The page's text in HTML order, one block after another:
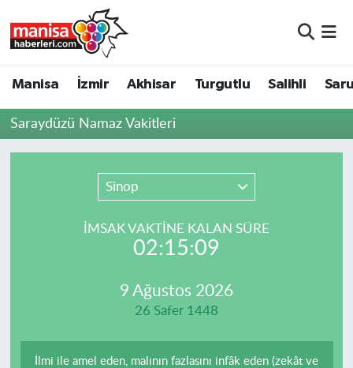
Manisa İzmir Akhisar Turgutlu Salihli
Saraydüzü Namaz Vakitleri
Sinop
İMSAK VAKTİNE KALAN SÜRE
02:15:09
9 Ağustos 2026
26 Safer 1448
İlmi ile amel eden, malının fazlasını infâk eden (zekât ve
Akhisar
Resmi İlanlar
Manisa Nöbetçi Eczaneler
Manisa Namaz Vakitleri
Manisa Trafik Yoğunluk Haritası
Süper Lig Puan Durumu ve Fikstür
Son Dakika Haberleri
Haber Arşivi